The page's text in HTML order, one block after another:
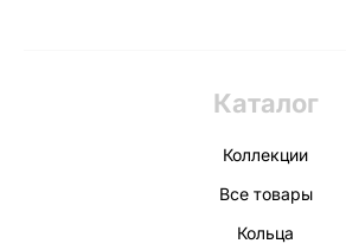
Каталог
Коллекции
Все товары
Кольца